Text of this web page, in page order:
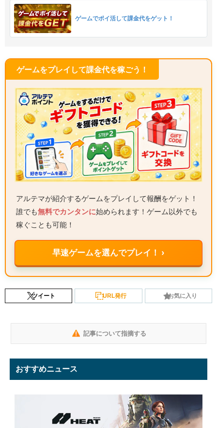
ゲームでポイ活して課金代をゲット！
ゲームをプレイして課金代を稼ごう！
アルテマが紹介するゲームをプレイして報酬をゲット！
誰でも無料でカンタンに始められます！ゲーム以外でも
稼ぐことも可能！
早速ゲームを選んでプレイ！ ›
ツイート URL発行 お気に入り
記事について指摘する
おすすめニュース